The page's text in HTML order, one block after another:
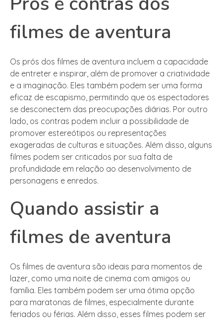
filmes de aventura
Os prós dos filmes de aventura incluem a capacidade
de entreter e inspirar, além de promover a criatividade
e a imaginação. Eles também podem ser uma forma
eficaz de escapismo, permitindo que os espectadores
se desconectem das preocupações diárias. Por outro
lado, os contras podem incluir a possibilidade de
promover estereótipos ou representações
exageradas de culturas e situações. Além disso, alguns
filmes podem ser criticados por sua falta de
profundidade em relação ao desenvolvimento de
personagens e enredos.
Quando assistir a
filmes de aventura
Os filmes de aventura são ideais para momentos de
lazer, como uma noite de cinema com amigos ou
família. Eles também podem ser uma ótima opção
para maratonas de filmes, especialmente durante
feriados ou férias. Além disso, esses filmes podem ser